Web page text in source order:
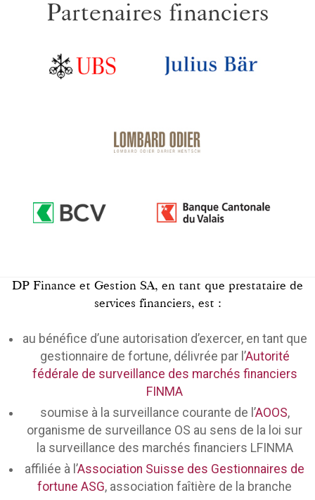
Partenaires financiers
DP Finance et Gestion SA, en tant que prestataire de
services financiers, est :
au bénéfice d’une autorisation d’exercer, en tant que
gestionnaire de fortune, délivrée par l’Autorité
fédérale de surveillance des marchés financiers
FINMA
soumise à la surveillance courante de l’AOOS,
organisme de surveillance OS au sens de la loi sur
la surveillance des marchés financiers LFINMA
affiliée à l’Association Suisse des Gestionnaires de
fortune ASG, association faîtière de la branche